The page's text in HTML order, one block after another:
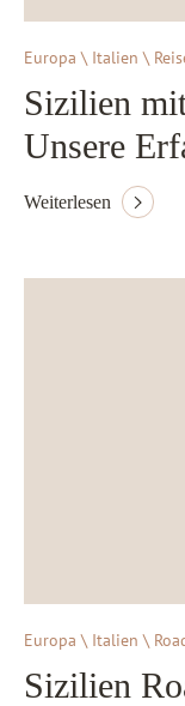
Europa \ Italien \
Sizilien
Unsere
Weiterlesen
Europa \ Italien \
Sizilien